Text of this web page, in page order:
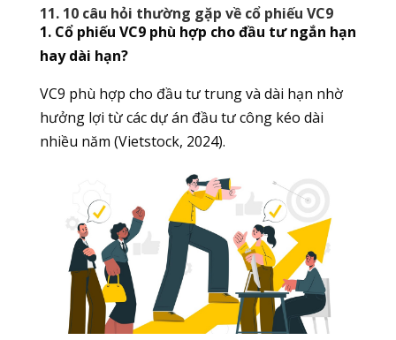
11. 10 câu hỏi thường gặp về cổ phiếu VC9
1. Cổ phiếu VC9 phù hợp cho đầu tư ngắn hạn
hay dài hạn?
VC9 phù hợp cho đầu tư trung và dài hạn nhờ
hưởng lợi từ các dự án đầu tư công kéo dài
nhiều năm (Vietstock, 2024).